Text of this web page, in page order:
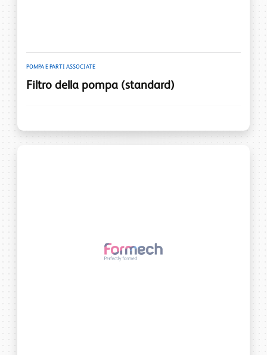
POMPA E PARTI ASSOCIATE
Filtro della pompa (standard)